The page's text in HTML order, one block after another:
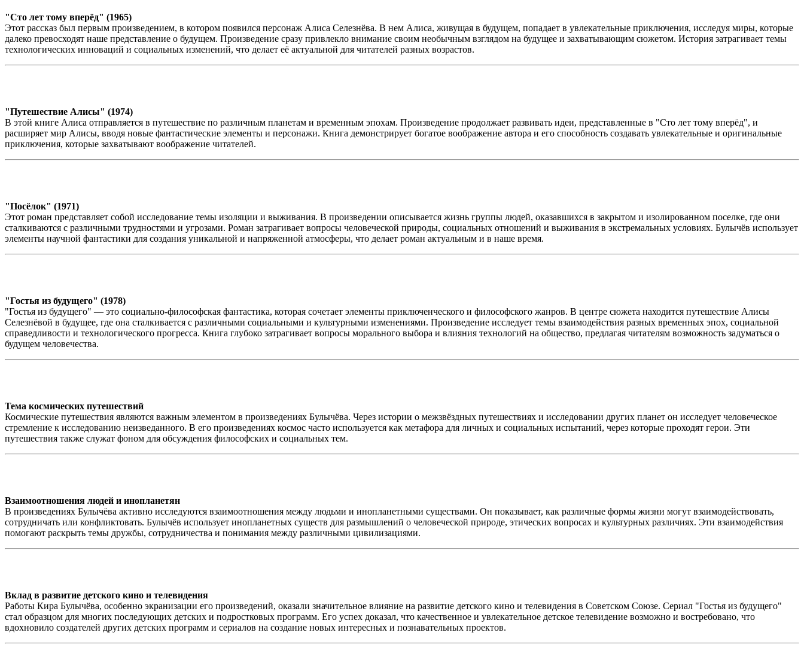
"Сто лет тому вперёд" (1965)
Этот рассказ был первым произведением, в котором появился персонаж Алиса Селезнёва. В нем Алиса, живущая в будущем, попадает в увлекательные приключения, исследуя миры, которые
далеко превосходят наше представление о будущем. Произведение сразу привлекло внимание своим необычным взглядом на будущее и захватывающим сюжетом. История затрагивает темы
технологических инноваций и социальных изменений, что делает её актуальной для читателей разных возрастов.
"Путешествие Алисы" (1974)
В этой книге Алиса отправляется в путешествие по различным планетам и временным эпохам. Произведение продолжает развивать идеи, представленные в "Сто лет тому вперёд", и
расширяет мир Алисы, вводя новые фантастические элементы и персонажи. Книга демонстрирует богатое воображение автора и его способность создавать увлекательные и оригинальные
приключения, которые захватывают воображение читателей.
"Посёлок" (1971)
Этот роман представляет собой исследование темы изоляции и выживания. В произведении описывается жизнь группы людей, оказавшихся в закрытом и изолированном поселке, где они
сталкиваются с различными трудностями и угрозами. Роман затрагивает вопросы человеческой природы, социальных отношений и выживания в экстремальных условиях. Булычёв использует
элементы научной фантастики для создания уникальной и напряженной атмосферы, что делает роман актуальным и в наше время.
"Гостья из будущего" (1978)
"Гостья из будущего" — это социально-философская фантастика, которая сочетает элементы приключенческого и философского жанров. В центре сюжета находится путешествие Алисы
Селезнёвой в будущее, где она сталкивается с различными социальными и культурными изменениями. Произведение исследует темы взаимодействия разных временных эпох, социальной
справедливости и технологического прогресса. Книга глубоко затрагивает вопросы морального выбора и влияния технологий на общество, предлагая читателям возможность задуматься о
будущем человечества.
Тема космических путешествий
Космические путешествия являются важным элементом в произведениях Булычёва. Через истории о межзвёздных путешествиях и исследовании других планет он исследует человеческое
стремление к исследованию неизведанного. В его произведениях космос часто используется как метафора для личных и социальных испытаний, через которые проходят герои. Эти
путешествия также служат фоном для обсуждения философских и социальных тем.
Взаимоотношения людей и инопланетян
В произведениях Булычёва активно исследуются взаимоотношения между людьми и инопланетными существами. Он показывает, как различные формы жизни могут взаимодействовать,
сотрудничать или конфликтовать. Булычёв использует инопланетных существ для размышлений о человеческой природе, этических вопросах и культурных различиях. Эти взаимодействия
помогают раскрыть темы дружбы, сотрудничества и понимания между различными цивилизациями.
Вклад в развитие детского кино и телевидения
Работы Кира Булычёва, особенно экранизации его произведений, оказали значительное влияние на развитие детского кино и телевидения в Советском Союзе. Сериал "Гостья из будущего"
стал образцом для многих последующих детских и подростковых программ. Его успех доказал, что качественное и увлекательное детское телевидение возможно и востребовано, что
вдохновило создателей других детских программ и сериалов на создание новых интересных и познавательных проектов.